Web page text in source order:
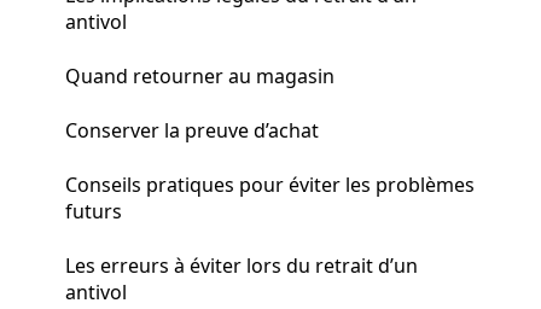
antivol
Quand retourner au magasin
Conserver la preuve d’achat
Conseils pratiques pour éviter les problèmes
futurs
Les erreurs à éviter lors du retrait d’un
antivol